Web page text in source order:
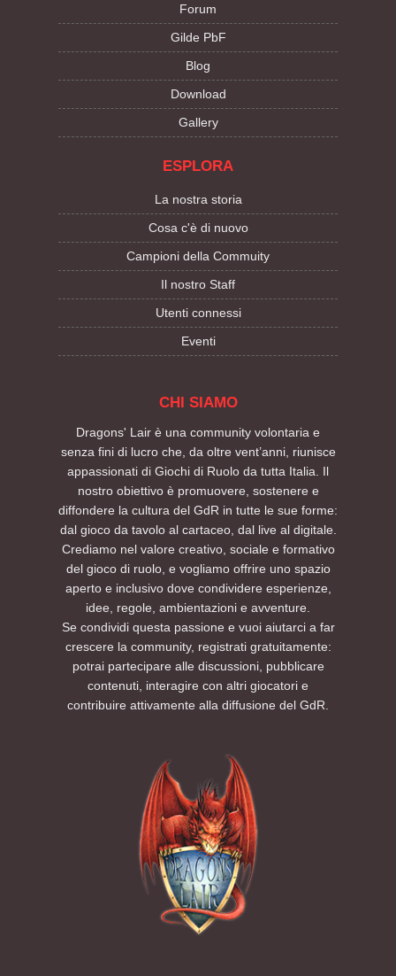
Forum
Gilde PbF
Blog
Download
Gallery
ESPLORA
La nostra storia
Cosa c'è di nuovo
Campioni della Commuity
Il nostro Staff
Utenti connessi
Eventi
CHI SIAMO
Dragons' Lair è una community volontaria e
senza fini di lucro che, da oltre vent’anni, riunisce
appassionati di Giochi di Ruolo da tutta Italia. Il
nostro obiettivo è promuovere, sostenere e
diffondere la cultura del GdR in tutte le sue forme:
dal gioco da tavolo al cartaceo, dal live al digitale.
Crediamo nel valore creativo, sociale e formativo
del gioco di ruolo, e vogliamo offrire uno spazio
aperto e inclusivo dove condividere esperienze,
idee, regole, ambientazioni e avventure.
Se condividi questa passione e vuoi aiutarci a far
crescere la community, registrati gratuitamente:
potrai partecipare alle discussioni, pubblicare
contenuti, interagire con altri giocatori e
contribuire attivamente alla diffusione del GdR.